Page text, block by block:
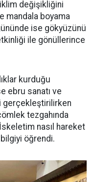
değişikliğini
mandala boyama
ise gökyüzünü
ile gönüllerince
kurduğu
ebru sanatı ve
gerçekleştirilirken
tezgahında
nasıl hareket
öğrendi.